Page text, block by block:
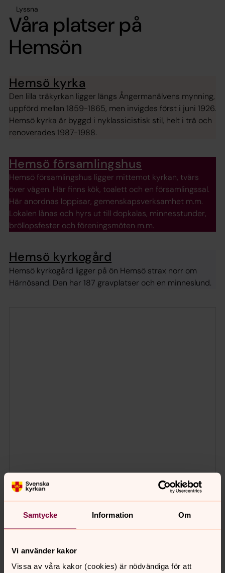
Samtycke Information Om
Vi använder kakor
Vissa av våra kakor (cookies) är nödvändiga för att
Lyssna
Våra platser på
Hemsön
Hemsö kyrka
Den lilla träkyrkan ligger längs Ångermanälvens mynning,
uppförd mellan 1859-1865, men invigdes först i juni 1926.
Hemsö kyrka är byggd i nyklassicistisk stil, helt i trä och
renoverades 1987-1988.
Hemsö församlingshus
Hemsö församlingshus ligger mittemot kyrkan, tvärs
över vägen. Här finns kök, toalett och en församlingssal.
Här anordnas loppisar, gemenskapsverksamhet m.m.
Lokalen lånas och hyrs ut till dopkalas, minnesstunder,
bröllopsfester och föreningsmöten m.m.
Hemsö kyrkogård
Hemsö kyrkogård ligger på ön Hemsö strax norr om
Härnösand. Den har 187 gravplatser och en minneslund.